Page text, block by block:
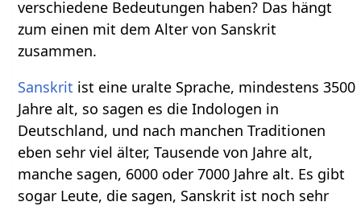
verschiedene Bedeutungen haben? Das hängt
zum einen mit dem Alter von Sanskrit
zusammen.
Sanskrit ist eine uralte Sprache, mindestens 3500
Jahre alt, so sagen es die Indologen in
Deutschland, und nach manchen Traditionen
eben sehr viel älter, Tausende von Jahre alt,
manche sagen, 6000 oder 7000 Jahre alt. Es gibt
sogar Leute, die sagen, Sanskrit ist noch sehr